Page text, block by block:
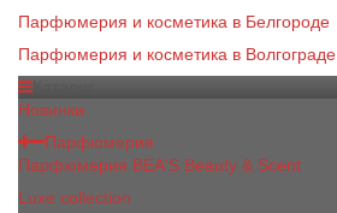
Парфюмерия и косметика в Белгороде
Парфюмерия и косметика в Волгограде
Новинки
Парфюмерия
Парфюмерия BEA'S Beauty & Scent
Luxe collection